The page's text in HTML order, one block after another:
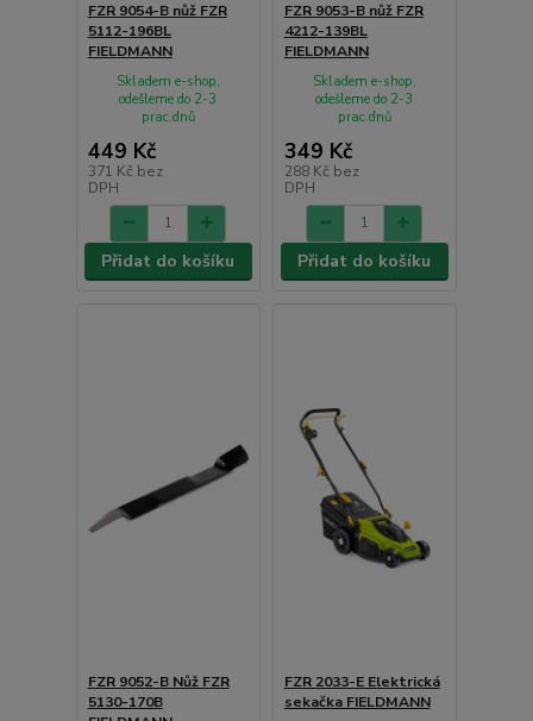
FZR 9054-B nůž FZR
5112-196BL
FIELDMANN
449 Kč
371 Kč bez
DPH
Skladem e-shop,
odešleme do 2-3
prac.dnů
Přidat do košíku
FZR 9053-B nůž FZR
4212-139BL
FIELDMANN
349 Kč
288 Kč bez
DPH
Skladem e-shop,
odešleme do 2-3
prac.dnů
Přidat do košíku
FZR 9052-B Nůž FZR
5130-170B
FZR 2033-E Elektrická
sekačka FIELDMANN